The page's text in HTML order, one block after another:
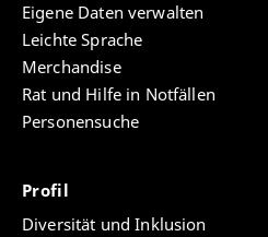
Eigene Daten verwalten
Leichte Sprache
Merchandise
Rat und Hilfe in Notfällen
Personensuche
Profil
Diversität und Inklusion